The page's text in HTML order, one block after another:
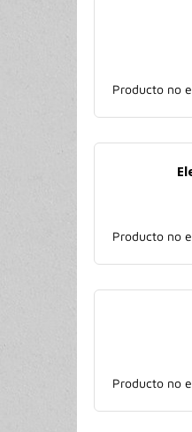
Producto no
Producto no
Producto no